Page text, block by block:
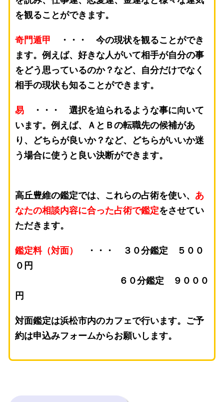
を観ることができます。
奇門遁甲 ・・・ 今の現状を観ることができ
ます。例えば、好きな人がいて相手が自分の事
をどう思っているのか？など、自分だけでなく
相手の現状も知ることができます。
易 ・・・ 選択を迫られるような事に向いて
います。例えば、ＡとＢの転職先の候補があ
り、どちらが良いか？など、どちらがいいか迷
う場合に使うと良い決断ができます。
高丘豊維の鑑定では、これらの占術を使い、 あ
なたの相談内容に合った占術で鑑定をさせてい
ただきます。
鑑定料（対面）
・・・ ３０分鑑定 ５００
０円
６０分鑑定 ９０００
円
対面鑑定は浜松市内のカフェで行います。ご予
約は申込みフォームからお願いします。